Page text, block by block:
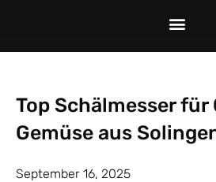
Top Schälmesser für
Gemüse aus
September 16, 2025